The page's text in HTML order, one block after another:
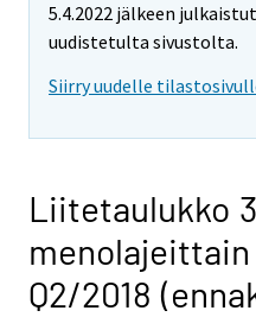
5.4.2022 jälkeen
uudistetulta sivustolta.
Siirry uudelle
Liitetaulukko
menolajeittain
Q2/2018